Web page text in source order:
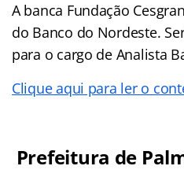
A banca Fundação
do Banco do Nordeste.
para o cargo de Analista
Clique aqui para ler o
Prefeitura de